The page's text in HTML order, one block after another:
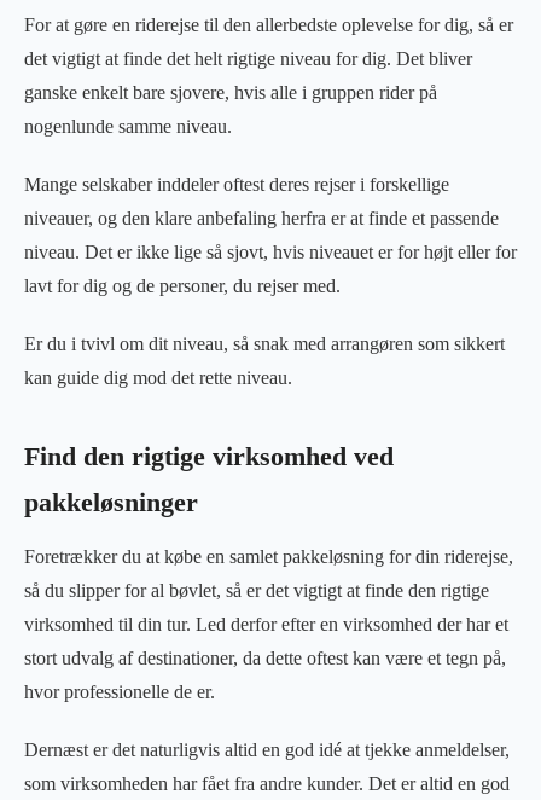
For at gøre en riderejse til den allerbedste oplevelse for dig, så er
det vigtigt at finde det helt rigtige niveau for dig. Det bliver
ganske enkelt bare sjovere, hvis alle i gruppen rider på
nogenlunde samme niveau.
Mange selskaber inddeler oftest deres rejser i forskellige
niveauer, og den klare anbefaling herfra er at finde et passende
niveau. Det er ikke lige så sjovt, hvis niveauet er for højt eller for
lavt for dig og de personer, du rejser med.
Er du i tvivl om dit niveau, så snak med arrangøren som sikkert
kan guide dig mod det rette niveau.
Find den rigtige virksomhed ved
pakkeløsninger
Foretrækker du at købe en samlet pakkeløsning for din riderejse,
så du slipper for al bøvlet, så er det vigtigt at finde den rigtige
virksomhed til din tur. Led derfor efter en virksomhed der har et
stort udvalg af destinationer, da dette oftest kan være et tegn på,
hvor professionelle de er.
Dernæst er det naturligvis altid en god idé at tjekke anmeldelser,
som virksomheden har fået fra andre kunder. Det er altid en god